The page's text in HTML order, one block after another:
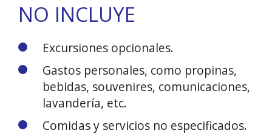
NO INCLUYE
Excursiones opcionales.
Gastos personales, como propinas,
bebidas, souvenires, comunicaciones,
lavandería, etc.
Comidas y servicios no especificados.